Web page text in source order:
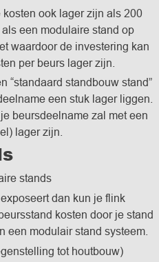
ook lager zijn als 200
een modulaire stand op
waardoor de investering kan
per beurs lager zijn.
“standaard standbouw stand”
een stuk lager liggen.
beursdeelname zal met een
lager zijn.
stands
dan kun je flink
kosten door je stand
een modulair stand systeem.
tot houtbouw)